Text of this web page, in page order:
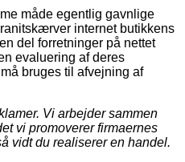
måde egentlig gavnlige
internet butikkens
del forretninger på nettet
evaluering af deres
bruges til afvejning af
Vi arbejder sammen
vi promoverer firmaernes
vidt du realiserer en handel.